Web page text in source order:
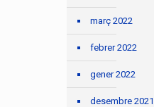
març 2022
febrer 2022
gener 2022
desembre 2021